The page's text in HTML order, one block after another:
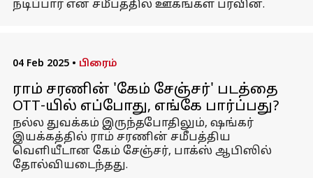
நடிப்பார் என சமீபத்தில் ஊகங்கள் பரவின.
04 Feb 2025 • பிரைம்
ராம் சரணின் 'கேம் சேஞ்சர்' படத்தை
OTT-யில் எப்போது, ​​எங்கே பார்ப்பது?
நல்ல துவக்கம் இருந்தபோதிலும், ஷங்கர்
இயக்கத்தில் ராம் சரணின் சமீபத்திய
வெளியீடான கேம் சேஞ்சர், பாக்ஸ் ஆபிஸில்
தோல்வியடைந்தது.